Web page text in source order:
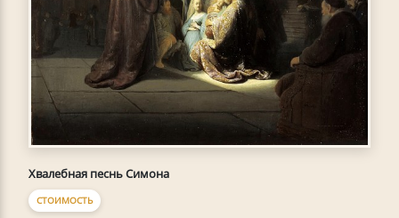
Хвалебная песнь Симона
СТОИМОСТЬ